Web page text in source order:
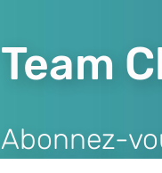
Team
Abonnez-